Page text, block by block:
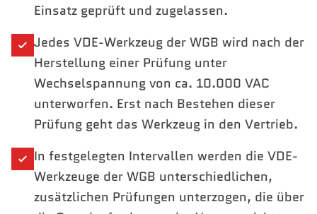
Einsatz geprüft und zugelassen.
Jedes VDE-Werkzeug der WGB wird nach der
Herstellung einer Prüfung unter
Wechselspannung von ca. 10.000 VAC
unterworfen. Erst nach Bestehen dieser
Prüfung geht das Werkzeug in den Vertrieb.
In festgelegten Intervallen werden die VDE-
Werkzeuge der WGB unterschiedlichen,
zusätzlichen Prüfungen unterzogen, die über